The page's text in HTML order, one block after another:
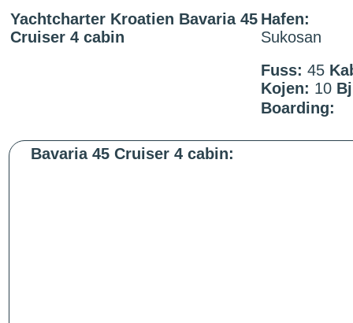
Yachtcharter Kroatien Bavaria 45
Cruiser 4 cabin
Hafen:
Sukosan
Fuss: 45
Kojen: 10
Boarding:
Bavaria 45 Cruiser 4 cabin: